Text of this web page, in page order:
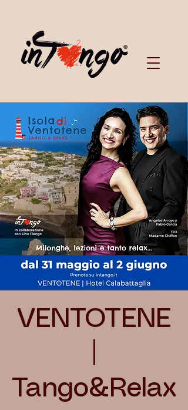
VENTOTENE
Tango&Relax